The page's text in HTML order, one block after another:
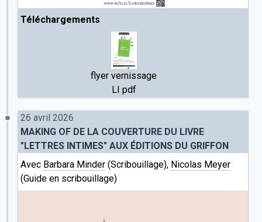
Téléchargements
flyer vernissage
LI pdf
26 avril 2026
MAKING OF DE LA COUVERTURE DU LIVRE
"LETTRES INTIMES" AUX ÉDITIONS DU GRIFFON
Avec Barbara Minder (Scribouillage), Nicolas Meyer
(Guide en scribouillage)